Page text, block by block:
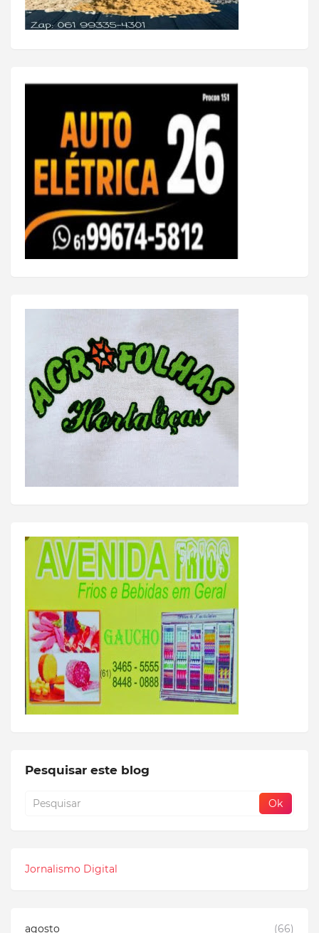
Pesquisar este blog
Jornalismo Digital
agosto (66)